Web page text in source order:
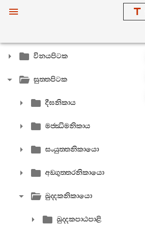
විනයපිටක
සුත‍්තපිටක
දීඝනිකාය
මජ‍්ඣිමනිකාය
සංයුත‍්තනිකායො
අඞ‍්ගුත‍්තරනිකායො
ඛුද‍්දකනිකායො
ඛුද‍්දකපාඨපාළි